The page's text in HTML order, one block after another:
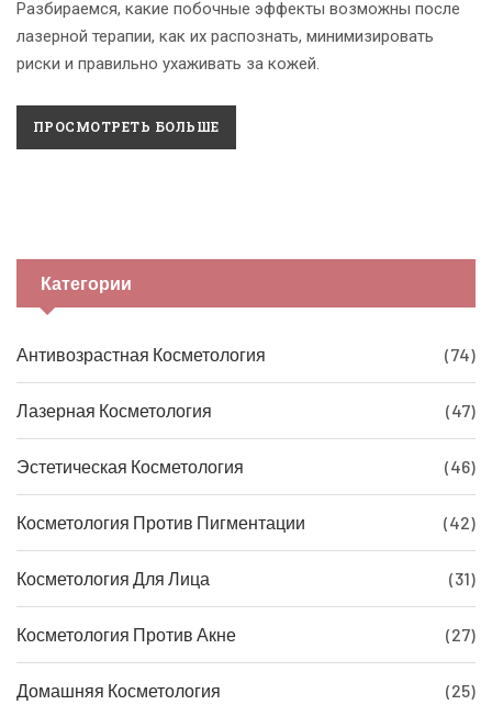
Разбираемся, какие побочные эффекты возможны после
лазерной терапии, как их распознать, минимизировать
риски и правильно ухаживать за кожей.
ПРОСМОТРЕТЬ БОЛЬШЕ
Категории
Антивозрастная Косметология (74)
Лазерная Косметология (47)
Эстетическая Косметология (46)
Косметология Против Пигментации (42)
Косметология Для Лица (31)
Косметология Против Акне (27)
Домашняя Косметология (25)